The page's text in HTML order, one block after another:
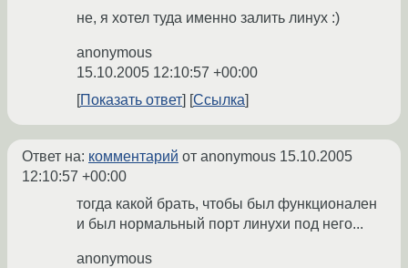
не, я хотел туда именно залить линух :)
anonymous
15.10.2005 12:10:57 +00:00
Показать ответ
Ссылка
Ответ на: комментарий от anonymous 15.10.2005
12:10:57 +00:00
тогда какой брать, чтобы был функционален
и был нормальный порт линухи под него...
anonymous